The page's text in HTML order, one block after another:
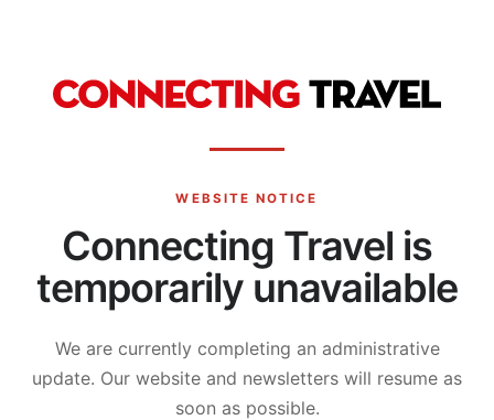
WEBSITE NOTICE
Connecting Travel is
temporarily unavailable
We are currently completing an administrative
update. Our website and newsletters will resume as
soon as possible.